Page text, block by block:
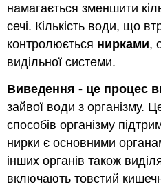
намагається зменшити
сечі. Кількість води, що
контролюється нирками,
видільної системи.
Виведення - це процес
зайвої води з організму.
способів організму
нирки є основними
інших органів також
включають товстий